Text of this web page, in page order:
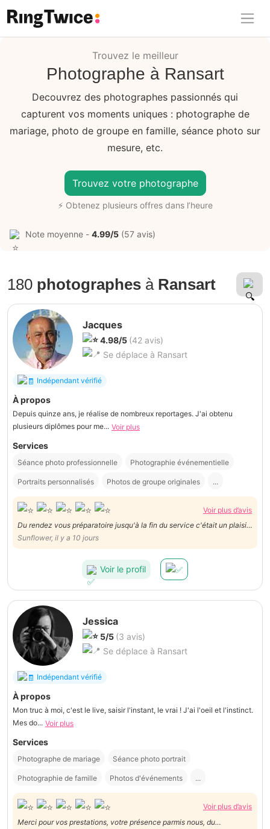
Ring Twice
Trouvez le meilleur
Photographe à Ransart
Decouvrez des photographes passionnés qui
capturent vos moments uniques : photographe de
mariage, photo de groupe en famille, séance photo sur
mesure, etc.
Trouvez votre photographe
⚡ Obtenez plusieurs offres dans l’heure
Note moyenne - 4.99/5 (57 avis)
180 photographes à Ransart
Jacques
4.98/5 (42 avis)
Se déplace à Ransart
Indépendant vérifié
À propos
Depuis quinze ans, je réalise de nombreux reportages. J'ai obtenu
plusieurs diplômes pour me... Voir plus
Services
Séance photo professionnelle Photographie événementielle
Portraits personnalisés Photos de groupe originales ...
Voir plus d’avis
Du rendez vous préparatoire jusqu'à la fin du service c'était un plaisir
de collaborer avec Jacques! Nous le recommandons vivement.
Sunflower, il y a 10 jours
Voir le profil
Jessica
5/5 (3 avis)
Se déplace à Ransart
Indépendant vérifié
À propos
Mon truc à moi, c'est le live, saisir l'instant, le vrai ! J'ai l'oeil et l'instinct.
Mes do... Voir plus
Services
Photographe de mariage Séance photo portrait
Photographie de famille Photos d'événements ...
Voir plus d’avis
Merci pour vos prestations, votre présence parmis nous, du